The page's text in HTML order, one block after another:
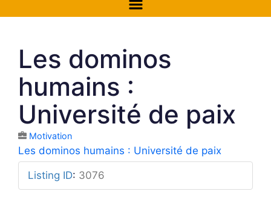
Les dominos
humains :
Université de paix
Motivation
Les dominos humains : Université de paix
Listing ID: 3076